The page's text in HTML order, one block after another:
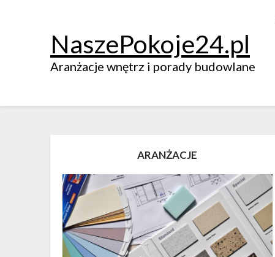
NaszePokoje24.pl
Aranżacje wnętrz i porady budowlane
ARANŻACJE